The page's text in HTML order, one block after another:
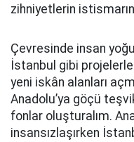
zihniyetlerin
Çevresinde insan
İstanbul gibi
yeni iskân alanları
Anadolu’ya göçü
fonlar oluşturalım.
insansızlaşırken